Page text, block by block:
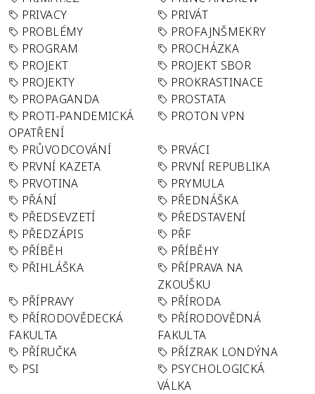
PRIVACY
PRIVÁT
PROBLÉMY
PROFAJNŠMEKRY
PROGRAM
PROCHÁZKA
PROJEKT
PROJEKT SBOR
PROJEKTY
PROKRASTINACE
PROPAGANDA
PROSTATA
PROTI-PANDEMICKÁ
OPATŘENÍ
PROTON VPN
PRŮVODCOVÁNÍ
PRVÁCI
PRVNÍ KAZETA
PRVNÍ REPUBLIKA
PRVOTINA
PRYMULA
PŘÁNÍ
PŘEDNÁŠKA
PŘEDSEVZETÍ
PŘEDSTAVENÍ
PŘEDZÁPIS
PŘF
PŘÍBĚH
PŘÍBĚHY
PŘIHLÁŠKA
PŘÍPRAVA NA
ZKOUŠKU
PŘÍPRAVY
PŘÍRODA
PŘÍRODOVĚDECKÁ
FAKULTA
PŘÍRODOVĚDNÁ
FAKULTA
PŘÍRUČKA
PŘÍZRAK LONDÝNA
PSI
PSYCHOLOGICKÁ
VÁLKA